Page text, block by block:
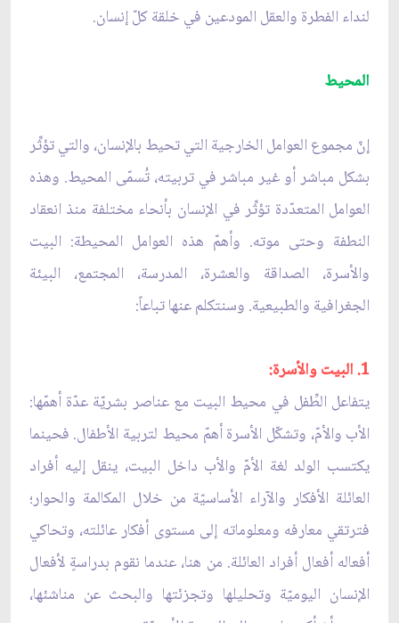
لنداء الفطرة والعقل المودعين في خلقة كلّ إنسان.
المحيط
إنّ مجموع العوامل الخارجية التي تحيط بالإنسان، والتي تؤثِّر
بشكل مباشر أو غير مباشر في تربيته، تُسمّى المحيط. وهذه
العوامل المتعدّدة تؤثِّر في الإنسان بأنحاء مختلفة منذ انعقاد
النطفة وحتى موته. وأهمّ هذه العوامل المحيطة: البيت
والأسرة، الصداقة والعشرة، المدرسة، المجتمع، البيئة
الجغرافية والطبيعية. وسنتكلم عنها تباعاً:
1. البيت والأسرة:
يتفاعل الطِّفل في محيط البيت مع عناصر بشريّة عدّة أهمّها:
الأب والأمّ، وتشكّل الأسرة أهمّ محيط لتربية الأطفال. فحينما
يكتسب الولد لغة الأمّ والأب داخل البيت، ينقل إليه أفراد
العائلة الأفكار والآراء الأساسيّة من خلال المكالمة والحوار؛
فترتقي معارفه ومعلوماته إلى مستوى أفكار عائلته، وتحاكي
أفعاله أفعال أفراد العائلة. من هنا، عندما نقوم بدراسةٍ لأفعال
الإنسان اليوميّة وتحليلها وتجزئتها والبحث عن مناشئها،